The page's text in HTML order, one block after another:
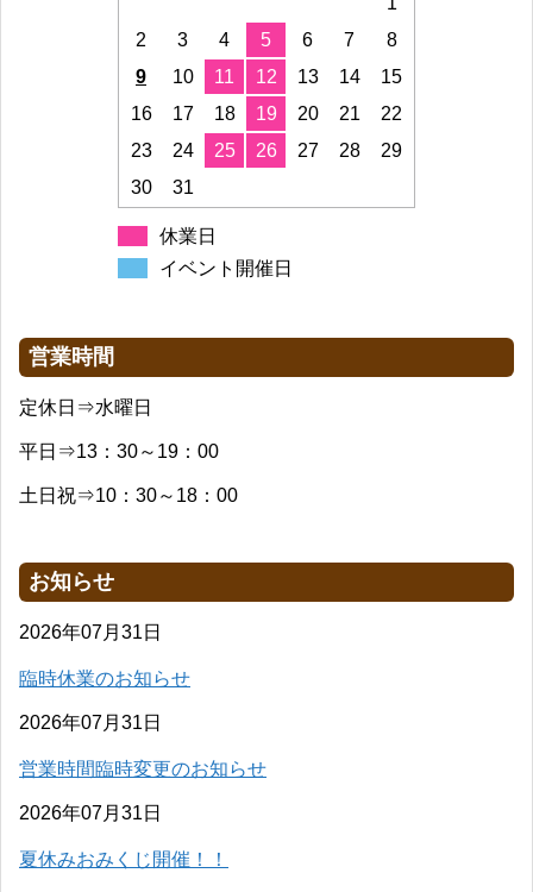
2
3 4 5 6 7
8
9
10 11 12 13 14
15
16
17 18 19 20 21
22
23
24 25 26 27 28
29
30
31
休業日
イベント開催日
営業時間
定休日⇒水曜日
平日⇒13：30～19：00
土日祝⇒10：30～18：00
お知らせ
2026年07月31日
臨時休業のお知らせ
2026年07月31日
営業時間臨時変更のお知らせ
2026年07月31日
夏休みおみくじ開催！！